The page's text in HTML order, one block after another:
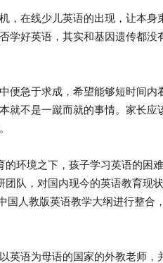
在线少儿英语的出现，让本身
学好英语，其实和基因遗传都
急于求成，希望能够短时间内
就不是一蹴而就的事情。家长
环境之下，孩子学习英语的困
团队，对国内现今的英语教育现
国人教版英语教学大纲进行整合
语为母语的国家的外教老师，